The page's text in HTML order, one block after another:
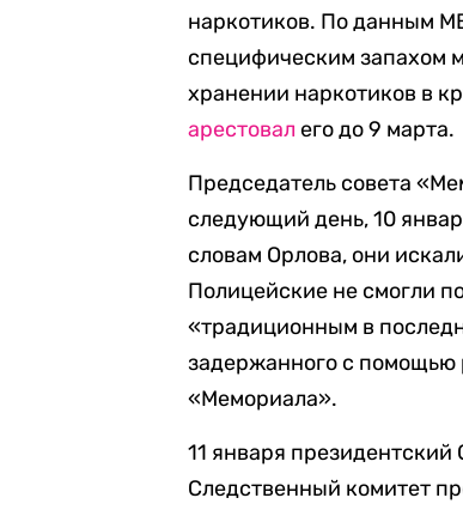
наркотиков. По данным
специфическим запахом
хранении наркотиков в
арестовал его до 9 марта.
Председатель совета
следующий день, 10
словам Орлова, они
Полицейские не смогли
«традиционным в
задержанного с помощью
«Мемориала».
11 января
Следственный комитет